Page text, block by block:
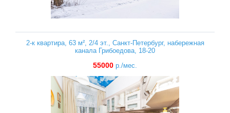
2-к квартира, 63 м², 2/4 эт., Санкт-Петербург, набережная
канала Грибоедова, 18-20
55000 р./мес.